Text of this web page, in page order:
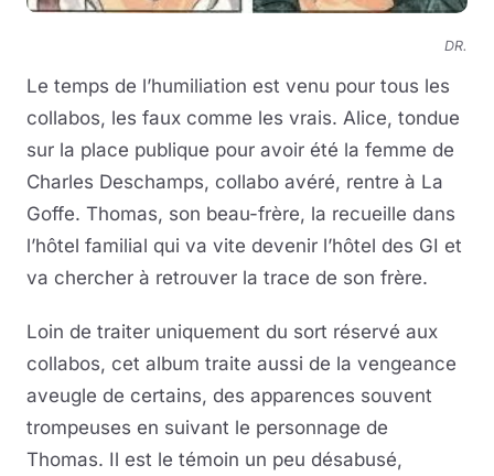
DR.
Le temps de l’humiliation est venu pour tous les
collabos, les faux comme les vrais. Alice, tondue
sur la place publique pour avoir été la femme de
Charles Deschamps, collabo avéré, rentre à La
Goffe. Thomas, son beau-frère, la recueille dans
l’hôtel familial qui va vite devenir l’hôtel des GI et
va chercher à retrouver la trace de son frère.
Loin de traiter uniquement du sort réservé aux
collabos, cet album traite aussi de la vengeance
aveugle de certains, des apparences souvent
trompeuses en suivant le personnage de
Thomas. Il est le témoin un peu désabusé,